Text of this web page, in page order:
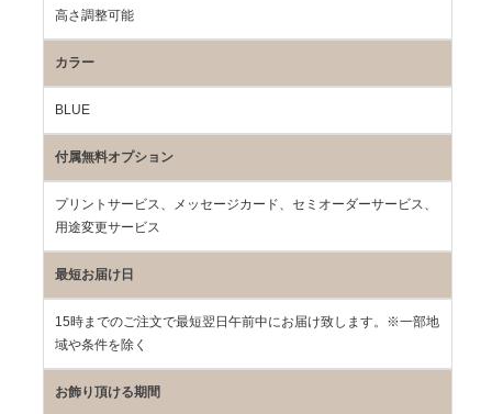
高さ調整可能
カラー
BLUE
付属無料オプション
プリントサービス、メッセージカード、セミオーダーサービス、
用途変更サービス
最短お届け日
15時までのご注文で最短翌日午前中にお届け致します。※一部地
域や条件を除く
お飾り頂ける期間